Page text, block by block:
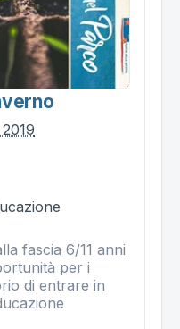
fascia 6/11 anni
per i
di entrare in